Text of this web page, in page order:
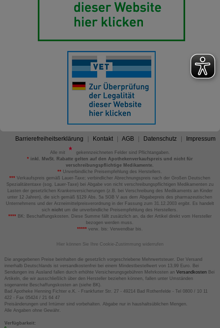
Barrierefreiheitserklärung Kontakt AGB Datenschutz Impressum
Alle mit
gekennzeichneten Felder sind Pflichtangaben.
*inkl. MwSt. Rabatte gelten auf den Apothekenverkaufspreis und nicht für
verschreibungspflichtige Medikamente.
** Unverbindliche Preisempfehlung des Herstellers.
*** Verkaufspreis gemäß Lauer-Taxe; verbindlicher Abrechnungspreis nach der Großen Deutschen
Spezialitätentaxe (sog. Lauer-Taxe) bei Abgabe von nicht verschreibungspflichtigen Medikamenten zu
Lasten der gesetzlichen Krankenversicherungen (z.B. bei Verschreibung des Medikaments an Kinder
unter 12 Jahren), die sich gemäß §129 Abs. 5a SGB V aus dem Abgabepreis des pharmazeutischen
Unternehmens und der Arzneimittelpreisverordnung in der Fassung zum 31.12.2003 ergibt. Es handelt
sich nicht um die unverbindliche Preisempfehlung des Herstellers.
****BK: Beschaffungskosten. Diese Summe fällt zusätzlich an, da der Artikel direkt vom Hersteller
bezogen werden muss.
*****verw. bis: Verwendbar bis.
Hier können Sie Ihre Cookie-Zustimmung widerrufen
Die angegebenen Preise beinhalten die gesetzlich vorgeschriebene Mehrwertsteuer. Der Versand
innerhalb Deutschlands ist versandkostenfrei bei einem Mindestbestellwert von 13,99 Euro. Bei
Sendungen ins Ausland fallen durch erhöhte Versicherungsgebühren Mehrkosten an VersandkostenBei
Artikeln, die wir ausschließlich über den Hersteller beziehen können, fallen unter Umständen
sogenannte Beschaffungskosten an (siehe BK).
Bad Apotheke Henning Fichter e.K. - Frankfurter Str. 27 - 49214 Bad Rothenfelde - Tel 0800 / 10 11
422 - Fax 05424 / 21 64 47
Preisänderungen und Irrtümer sind vorbehalten. Abgabe nur in haushaltsüblichen Mengen.
Alle Angaben ohne Gewähr.
Verfügbarkeit: